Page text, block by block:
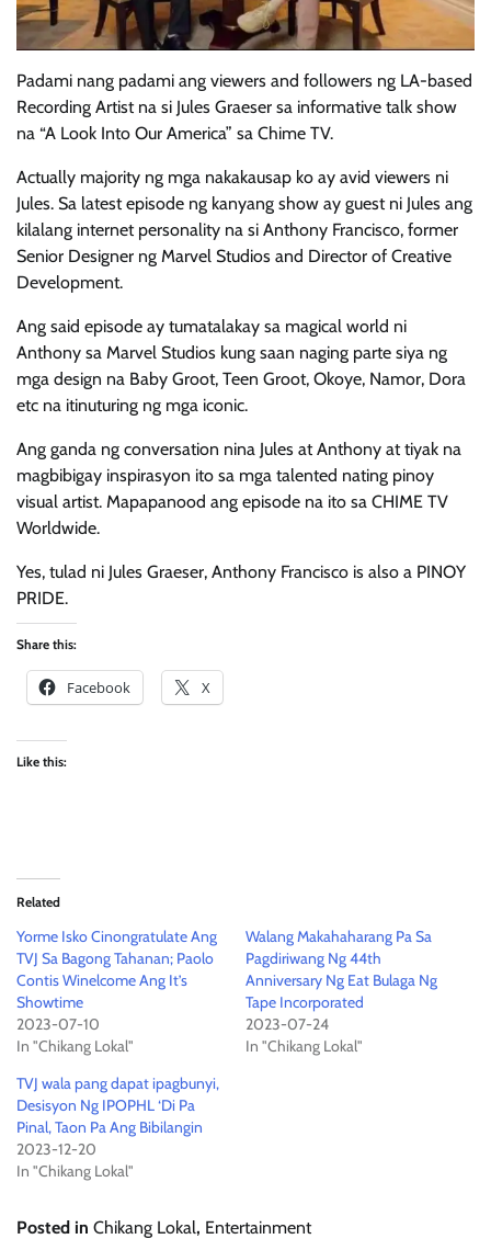
Padami nang padami ang viewers and followers ng LA-based
Recording Artist na si Jules Graeser sa informative talk show
na “A Look Into Our America” sa Chime TV.
Actually majority ng mga nakakausap ko ay avid viewers ni
Jules. Sa latest episode ng kanyang show ay guest ni Jules ang
kilalang internet personality na si Anthony Francisco, former
Senior Designer ng Marvel Studios and Director of Creative
Development.
Ang said episode ay tumatalakay sa magical world ni
Anthony sa Marvel Studios kung saan naging parte siya ng
mga design na Baby Groot, Teen Groot, Okoye, Namor, Dora
etc na itinuturing ng mga iconic.
Ang ganda ng conversation nina Jules at Anthony at tiyak na
magbibigay inspirasyon ito sa mga talented nating pinoy
visual artist. Mapapanood ang episode na ito sa CHIME TV
Worldwide.
Yes, tulad ni Jules Graeser, Anthony Francisco is also a PINOY
PRIDE.
Share this:
Facebook X
Like this:
Related
Yorme Isko Cinongratulate Ang
TVJ Sa Bagong Tahanan; Paolo
Contis Winelcome Ang It’s
Showtime
2023-07-10
In "Chikang Lokal"
Walang Makahaharang Pa Sa
Pagdiriwang Ng 44th
Anniversary Ng Eat Bulaga Ng
Tape Incorporated
2023-07-24
In "Chikang Lokal"
TVJ wala pang dapat ipagbunyi,
Desisyon Ng IPOPHL ‘Di Pa
Pinal, Taon Pa Ang Bibilangin
2023-12-20
In "Chikang Lokal"
Posted in Chikang Lokal, Entertainment